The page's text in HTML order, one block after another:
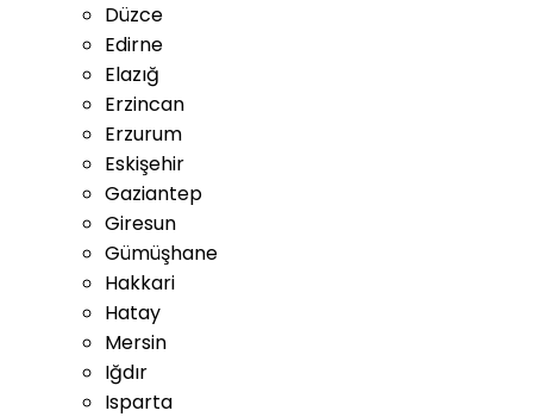
Düzce
Edirne
Elazığ
Erzincan
Erzurum
Eskişehir
Gaziantep
Giresun
Gümüşhane
Hakkari
Hatay
Mersin
Iğdır
Isparta